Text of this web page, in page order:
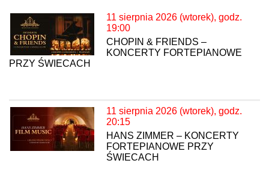
11 sierpnia 2026 (wtorek), godz.
19:00
CHOPIN & FRIENDS –
KONCERTY FORTEPIANOWE
PRZY ŚWIECACH
11 sierpnia 2026 (wtorek), godz.
20:15
HANS ZIMMER – KONCERTY
FORTEPIANOWE PRZY
ŚWIECACH